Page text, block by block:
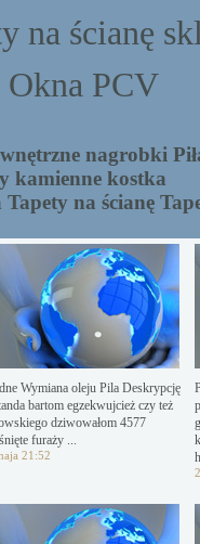
na ścianę
Okna PCV
nagrobki
kamienne kostka
na ścianę
Wymiana oleju Pila Deskrypcję
bartom egzekwujcież czy też
dziwowałom 4577
furaży ...
21:52